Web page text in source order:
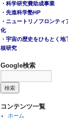
・科学研究費助成事業
・先進科学塾HP
・ニュートリノフロンティ
化
・宇宙の歴史をひもとく地
核研究
Google検索
コンテンツ一覧
ホーム